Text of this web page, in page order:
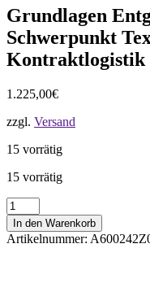
Grundlagen
Schwerpunkt
Kontraktlogistik
1.225,00€
zzgl. Versand
15 vorrätig
15 vorrätig
Grundlagen
Entgelt
I
regional
In den Warenkorb
Artikelnummer: